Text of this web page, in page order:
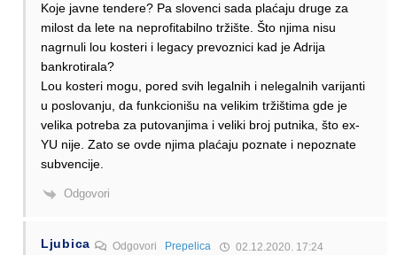
Koje javne tendere? Pa slovenci sada plaćaju druge za
milost da lete na neprofitabilno tržište. Što njima nisu
nagrnuli lou kosteri i legacy prevoznici kad je Adrija
bankrotirala?
Lou kosteri mogu, pored svih legalnih i nelegalnih varijanti
u poslovanju, da funkcionišu na velikim tržištima gde je
velika potreba za putovanjima i veliki broj putnika, što ex-
YU nije. Zato se ovde njima plaćaju poznate i nepoznate
subvencije.
Odgovori
Ljubica Odgovori Prepelica 02.12.2020. 17:24